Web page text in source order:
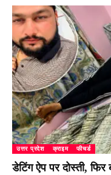
उत्तर प्रदेश क्राइम फीचर्ड
डेटिंग ऐप पर दोस्ती,